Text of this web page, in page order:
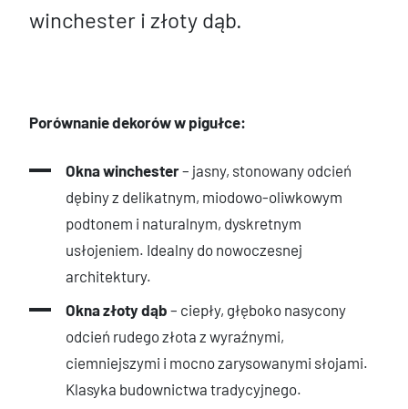
winchester i złoty dąb.
Porównanie dekorów w pigułce:
Okna winchester– jasny, stonowany odcień
dębiny z delikatnym, miodowo-oliwkowym
podtonem i naturalnym, dyskretnym
usłojeniem. Idealny do nowoczesnej
architektury.
Okna złoty dąb – ciepły, głęboko nasycony
odcień rudego złota z wyraźnymi,
ciemniejszymi i mocno zarysowanymi słojami.
Klasyka budownictwa tradycyjnego.